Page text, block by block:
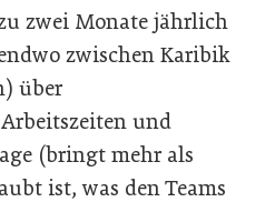
zwei Monate jährlich
zwischen Karibik
über
und
(bringt mehr als
ist, was den Teams